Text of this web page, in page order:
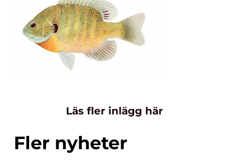
Läs fler inlägg här
Fler nyheter